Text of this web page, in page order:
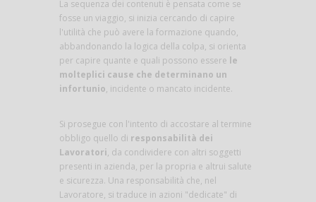
La sequenza dei contenuti è pensata come se
fosse un viaggio, si inizia cercando di capire
l'utilità che può avere la formazione quando,
abbandonando la logica della colpa, si orienta
per capire quante e quali possono essere le
molteplici cause che determinano un
infortunio, incidente o mancato incidente.
Si prosegue con l'intento di accostare al termine
obbligo quello di responsabilità dei
Lavoratori, da condividere con altri soggetti
presenti in azienda, per la propria e altrui salute
e sicurezza. Una responsabilità che, nel
Lavoratore, si traduce in azioni "dedicate" di